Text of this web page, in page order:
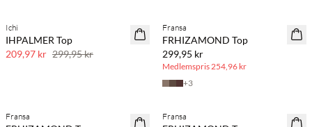
SAVE20
Ichi
IHPALMER Top
209,97 kr 299,95 kr
Fransa
FRHIZAMOND Top
299,95 kr
Medlemspris254,96 kr
+3
Fransa Fransa